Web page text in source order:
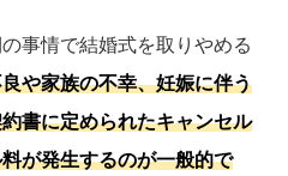
事情で結婚式を取りやめる
や家族の不幸、妊娠に伴う
書に定められたキャンセル
が発生するのが一般的で